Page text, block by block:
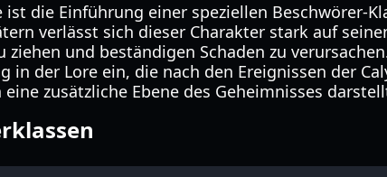
die Einführung einer speziellen Beschwörer-
verlässt sich dieser Charakter stark auf
ziehen und beständigen Schaden zu
in der Lore ein, die nach den Ereignissen der
zusätzliche Ebene des Geheimnisses